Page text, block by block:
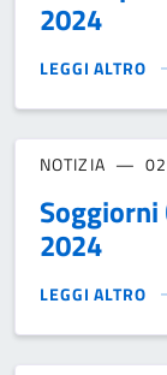
2024
LEGGI ALTRO
PROGETTO "CI
NOTIZIA
2024
LEGGI ALTRO
SOGGIORNI